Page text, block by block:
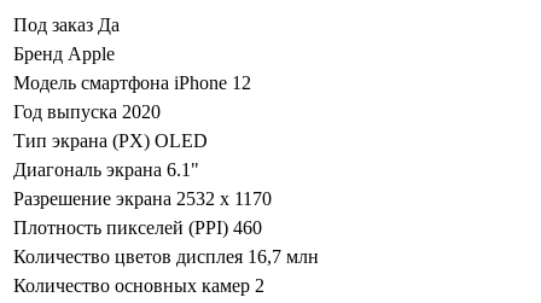
Под заказ Да
Бренд Apple
Модель смартфона iPhone 12
Год выпуска 2020
Тип экрана (PX) OLED
Диагональ экрана 6.1"
Разрешение экрана 2532 x 1170
Плотность пикселей (PPI) 460
Количество цветов дисплея 16,7 млн
Количество основных камер 2